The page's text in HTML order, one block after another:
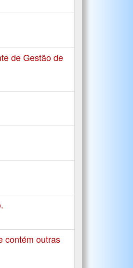
de Gestão de
contém outras